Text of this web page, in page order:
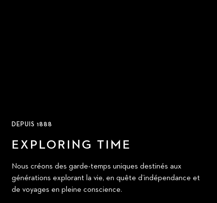
DEPUIS 1888
EXPLORING TIME
Nous créons des garde-temps uniques destinés aux
générations explorant la vie, en quête d’indépendance et
de voyages en pleine conscience.